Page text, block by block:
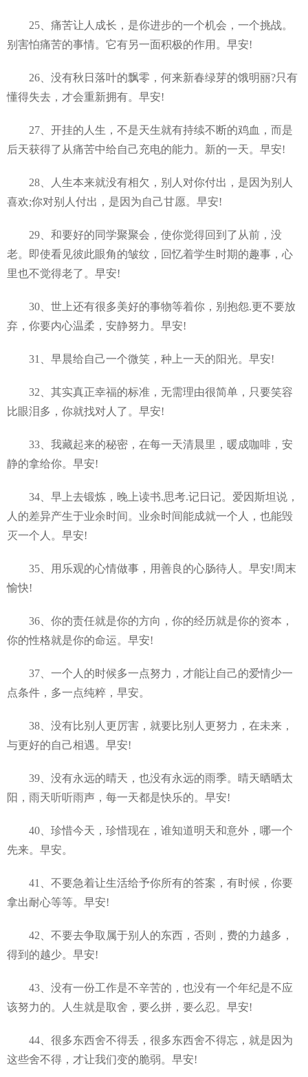
25、痛苦让人成长，是你进步的一个机会，一个挑战。
别害怕痛苦的事情。它有另一面积极的作用。早安!
26、没有秋日落叶的飘零，何来新春绿芽的饿明丽?只有
懂得失去，才会重新拥有。早安!
27、开挂的人生，不是天生就有持续不断的鸡血，而是
后天获得了从痛苦中给自己充电的能力。新的一天。早安!
28、人生本来就没有相欠，别人对你付出，是因为别人
喜欢;你对别人付出，是因为自己甘愿。早安!
29、和要好的同学聚聚会，使你觉得回到了从前，没
老。即使看见彼此眼角的皱纹，回忆着学生时期的趣事，心
里也不觉得老了。早安!
30、世上还有很多美好的事物等着你，别抱怨.更不要放
弃，你要内心温柔，安静努力。早安!
31、早晨给自己一个微笑，种上一天的阳光。早安!
32、其实真正幸福的标准，无需理由很简单，只要笑容
比眼泪多，你就找对人了。早安!
33、我藏起来的秘密，在每一天清晨里，暖成咖啡，安
静的拿给你。早安!
34、早上去锻炼，晚上读书.思考.记日记。爱因斯坦说，
人的差异产生于业余时间。业余时间能成就一个人，也能毁
灭一个人。早安!
35、用乐观的心情做事，用善良的心肠待人。早安!周末
愉快!
36、你的责任就是你的方向，你的经历就是你的资本，
你的性格就是你的命运。早安!
37、一个人的时候多一点努力，才能让自己的爱情少一
点条件，多一点纯粹，早安。
38、没有比别人更厉害，就要比别人更努力，在未来，
与更好的自己相遇。早安!
39、没有永远的晴天，也没有永远的雨季。晴天晒晒太
阳，雨天听听雨声，每一天都是快乐的。早安!
40、珍惜今天，珍惜现在，谁知道明天和意外，哪一个
先来。早安。
41、不要急着让生活给予你所有的答案，有时候，你要
拿出耐心等等。早安!
42、不要去争取属于别人的东西，否则，费的力越多，
得到的越少。早安!
43、没有一份工作是不辛苦的，也没有一个年纪是不应
该努力的。人生就是取舍，要么拼，要么忍。早安!
44、很多东西舍不得丢，很多东西舍不得忘，就是因为
这些舍不得，才让我们变的脆弱。早安!